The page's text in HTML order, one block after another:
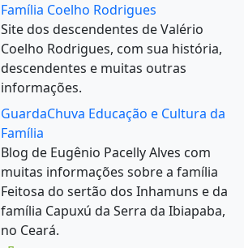
Família Coelho Rodrigues
Site dos descendentes de Valério
Coelho Rodrigues, com sua história,
descendentes e muitas outras
informações.
GuardaChuva Educação e Cultura da
Família
Blog de Eugênio Pacelly Alves com
muitas informações sobre a família
Feitosa do sertão dos Inhamuns e da
família Capuxú da Serra da Ibiapaba,
no Ceará.